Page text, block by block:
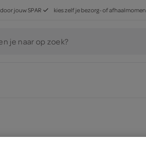
jouw SPAR kies zelf je bezorg- of
je naar op zoek?